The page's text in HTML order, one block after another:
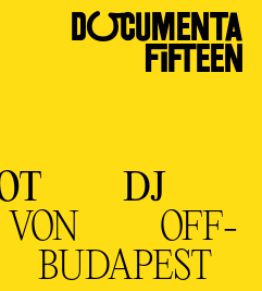
DOCUMENTA
FIFTEEN
DJ
VON OFF-